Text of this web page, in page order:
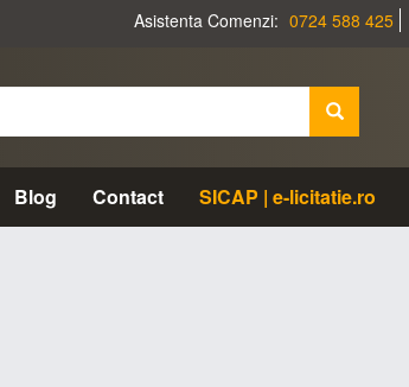
Asistenta Comenzi: 0724 588 425
Blog Contact SICAP | e-licitatie.ro